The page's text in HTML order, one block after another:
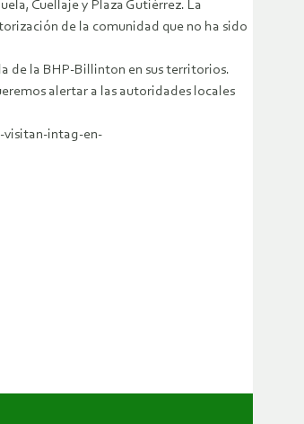
Cuellaje y Plaza Gutiérrez. La
de la comunidad que no ha sido
de la BHP-Billinton en sus territorios.
alertar a las autoridades locales
visitan-intag-en-